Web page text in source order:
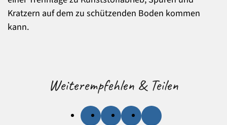
Kratzern auf dem zu schützenden Boden kommen
kann.
Weiterempfehlen & Teilen